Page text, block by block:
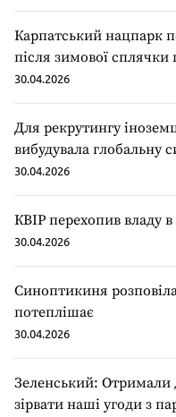
Карпатський нацпарк
після зимової
30.04.2026
Для рекрутингу
вибудувала глобальну
30.04.2026
КВІР перехопив владу в
30.04.2026
Синоптикиня
потеплішає
30.04.2026
Зеленський:
зірвати наші угоди з